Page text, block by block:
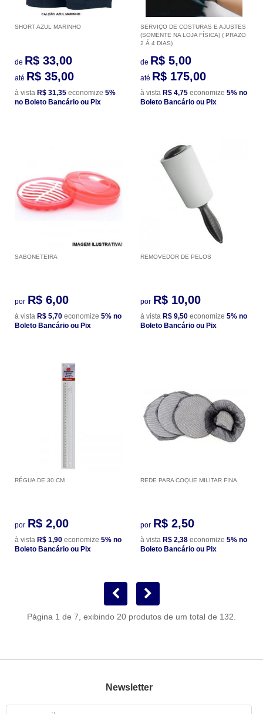
SHORT AZUL MARINHO
de R$ 33,00
até R$ 35,00
à vista R$ 31,35 economize 5%
no Boleto Bancário ou Pix
SERVIÇO DE COSTURAS E AJUSTES
(SOMENTE NA LOJA FÍSICA) ( PRAZO
2 Á 4 DIAS)
de R$ 5,00
até R$ 175,00
à vista R$ 4,75 economize 5% no
Boleto Bancário ou Pix
SABONETEIRA
por R$ 6,00
à vista R$ 5,70 economize 5% no
Boleto Bancário ou Pix
REMOVEDOR DE PELOS
por R$ 10,00
à vista R$ 9,50 economize 5% no
Boleto Bancário ou Pix
RÉGUA DE 30 CM
por R$ 2,00
à vista R$ 1,90 economize 5% no
Boleto Bancário ou Pix
REDE PARA COQUE MILITAR FINA
por R$ 2,50
à vista R$ 2,38 economize 5% no
Boleto Bancário ou Pix
Página 1 de 7, exibindo 20 produtos de um total de 132.
Newsletter